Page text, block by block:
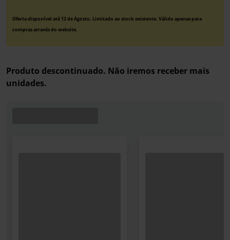
Oferta disponível até 12 de Agosto. Limitado ao stock existente. Válido apenas para
compras através do website.
Produto descontinuado. Não iremos receber mais
unidades.